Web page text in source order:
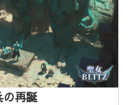
の再誕